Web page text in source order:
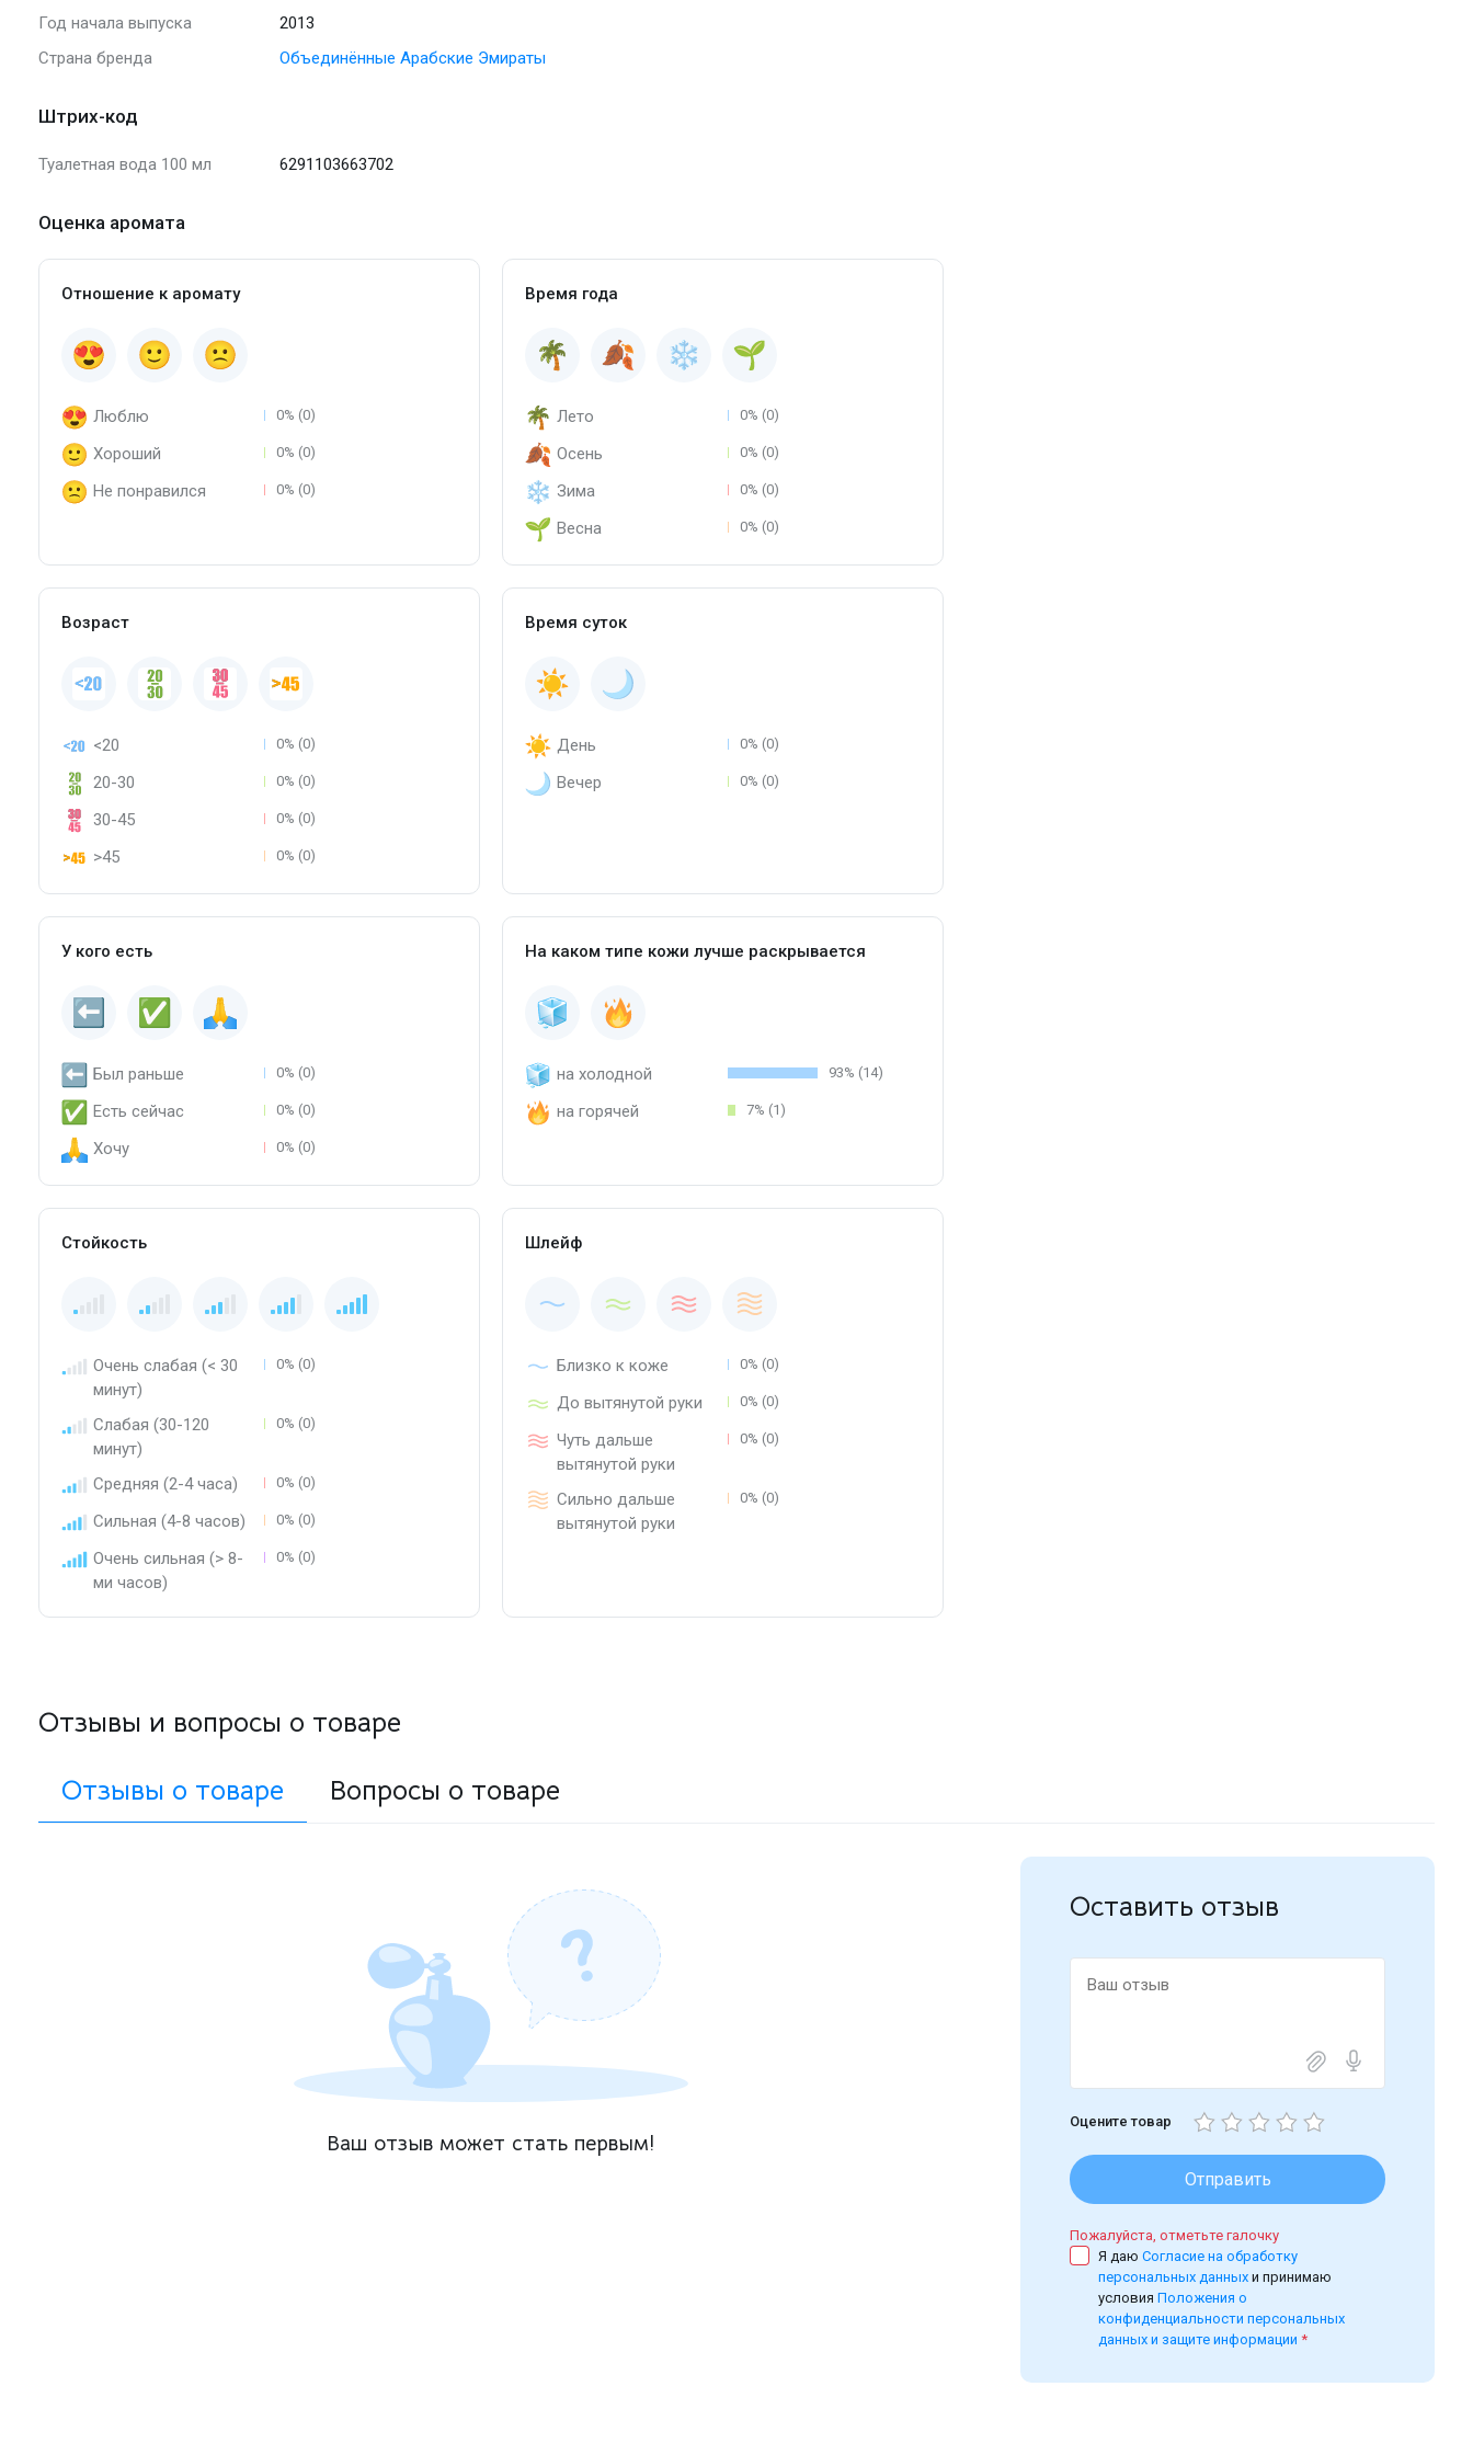
Год начала выпуска
2013
Страна бренда
Объединённые Арабские Эмираты
Штрих-код
Туалетная вода 100 мл 6291103663702
Оценка аромата
Отношение к аромату
Люблю 0% (0)
Хороший 0% (0)
Не понравился 0% (0)
Время года
Лето 0% (0)
Осень 0% (0)
Зима 0% (0)
Весна 0% (0)
Возраст
<20 0% (0)
20-30 0% (0)
30-45 0% (0)
>45 0% (0)
Время суток
День 0% (0)
Вечер 0% (0)
У кого есть
Был раньше 0% (0)
Есть сейчас 0% (0)
Хочу 0% (0)
На каком типе кожи лучше раскрывается
на холодной 93% (14)
на горячей 7% (1)
Стойкость
Очень слабая (< 30
минут)
0% (0)
Слабая (30-120
минут)
0% (0)
Средняя (2-4 часа) 0% (0)
Сильная (4-8 часов) 0% (0)
Очень сильная (> 8-
ми часов)
0% (0)
Шлейф
Близко к коже 0% (0)
До вытянутой руки 0% (0)
Чуть дальше
вытянутой руки
0% (0)
Сильно дальше
вытянутой руки
0% (0)
Отзывы и вопросы о товаре
Отзывы о товаре
Вопросы о товаре
Ваш отзыв может стать первым!
Оставить отзыв
Оцените товар
Отправить
Пожалуйста, отметьте галочку
Я даюСогласие на обработку
персональных данныхи принимаю
условияПоложения о
конфиденциальности персональных
данных и защите информации *